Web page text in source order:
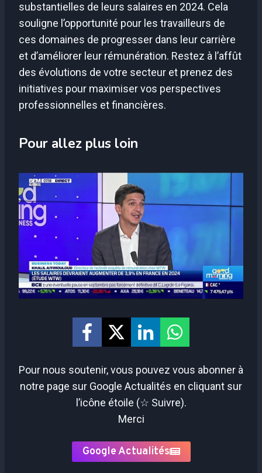
substantielles de leurs salaires en 2024. Cela
souligne l’opportunité pour les travailleurs de
ces domaines de progresser dans leur carrière
et d’améliorer leur rémunération. Restez à l’affût
des évolutions de votre secteur et prenez des
initiatives pour maximiser vos perspectives
professionnelles et financières.
Pour allez plus loin
Pour nous soutenir, vous pouvez vous abonner à
notre page sur Google Actualités en cliquant sur
l’icône étoile (☆ Suivre).
Merci
Google Actualités